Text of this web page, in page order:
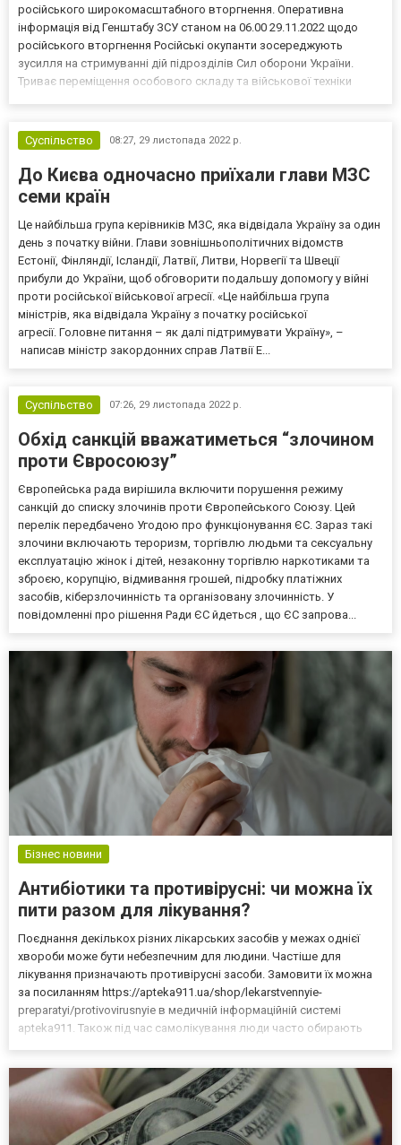
російського широкомасштабного вторгнення. Оперативна
інформація від Генштабу ЗСУ станом на 06.00 29.11.2022 щодо
російського вторгнення Російські окупанти зосереджують
зусилля на стримуванні дій підрозділів Сил оборони України.
Триває переміщення особового складу та військової техніки
терит...
Суспільство 08:27, 29 листопада 2022 р.
До Києва одночасно приїхали глави МЗС
семи країн
Це найбільша група керівників МЗС, яка відвідала Україну за один
день з початку війни. Глави зовнішньополітичних відомств
Естонії, Фінляндії, Ісландії, Латвії, Литви, Норвегії та Швеції
прибули до України, щоб обговорити подальшу допомогу у війні
проти російської військової агресії. «Це найбільша група
міністрів, яка відвідала Україну з початку російської
агресії. Головне питання – як далі підтримувати Україну», –
написав міністр закордонних справ Латвії Е...
Суспільство 07:26, 29 листопада 2022 р.
Обхід санкцій вважатиметься “злочином
проти Євросоюзу”
Європейська рада вирішила включити порушення режиму
санкцій до списку злочинів проти Європейського Союзу. Цей
перелік передбачено Угодою про функціонування ЄС. Зараз такі
злочини включають тероризм, торгівлю людьми та сексуальну
експлуатацію жінок і дітей, незаконну торгівлю наркотиками та
зброєю, корупцію, відмивання грошей, підробку платіжних
засобів, кіберзлочинність та організовану злочинність. У
повідомленні про рішення Ради ЄС йдеться , що ЄС запрова...
Бізнес новини
Антибіотики та противірусні: чи можна їх
пити разом для лікування?
Поєднання декількох різних лікарських засобів у межах однієї
хвороби може бути небезпечним для людини. Частіше для
лікування призначають противірусні засоби. Замовити їх можна
за посиланням https://apteka911.ua/shop/lekarstvennyie-
preparatyi/protivovirusnyie в медичній інформаційній системі
apteka911. Також під час самолікування люди часто обирають